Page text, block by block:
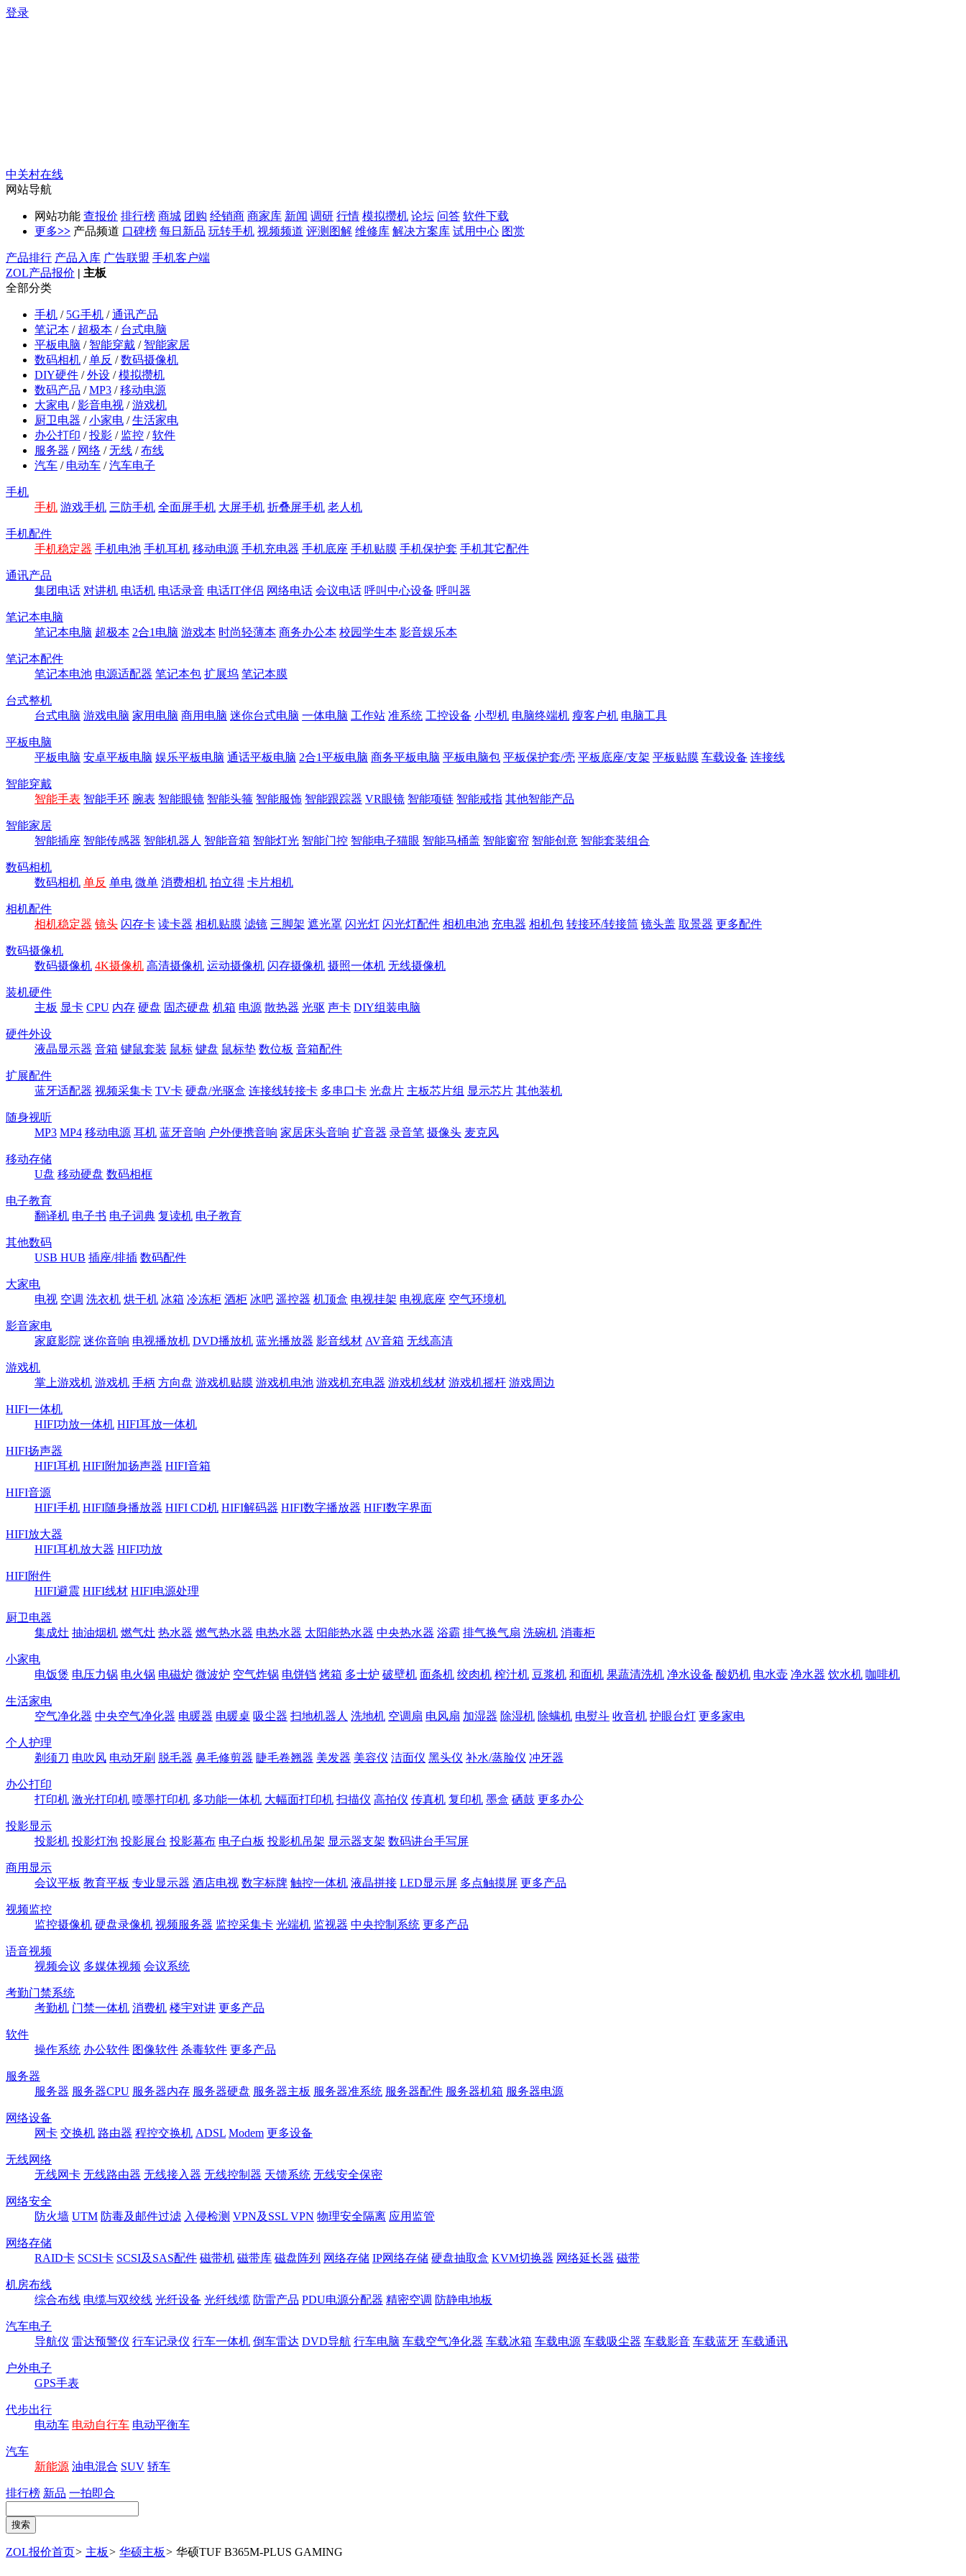
登录
中关村在线
网站导航
网站功能 查报价 排行榜 商城 团购 经销商 商家库 新闻 调研 行情 模拟攒机 论坛 问答 软件下载
更多>> 产品频道 口碑榜 每日新品 玩转手机 视频频道 评测图解 维修库 解决方案库 试用中心 图赏
产品排行 产品入库 广告联盟 手机客户端
ZOL产品报价 | 主板
全部分类
手机 / 5G手机 /通讯产品
笔记本 / 超极本 / 台式电脑
平板电脑 / 智能穿戴 / 智能家居
数码相机 /单反 /数码摄像机
DIY硬件 /外设 /模拟攒机
数码产品 /MP3 /移动电源
大家电 /影音电视 /游戏机
厨卫电器 /小家电 /生活家电
办公打印 /投影 / 监控 /软件
服务器 / 网络 /无线 /布线
汽车 / 电动车 /汽车电子
手机
手机 游戏手机 三防手机 全面屏手机 大屏手机 折叠屏手机 老人机
手机配件
手机稳定器 手机电池 手机耳机 移动电源 手机充电器 手机底座 手机贴膜 手机保护套 手机其它配件
通讯产品
集团电话 对讲机 电话机 电话录音 电话IT伴侣 网络电话 会议电话 呼叫中心设备 呼叫器
笔记本电脑
笔记本电脑 超极本 2合1电脑 游戏本 时尚轻薄本 商务办公本 校园学生本 影音娱乐本
笔记本配件
笔记本电池 电源适配器 笔记本包 扩展坞 笔记本膜
台式整机
台式电脑 游戏电脑 家用电脑 商用电脑 迷你台式电脑 一体电脑 工作站 准系统 工控设备 小型机 电脑终端机 瘦客户机 电脑工具
平板电脑
平板电脑 安卓平板电脑 娱乐平板电脑 通话平板电脑 2合1平板电脑 商务平板电脑 平板电脑包 平板保护套/壳 平板底座/支架 平板贴膜 车载设备 连接线
智能穿戴
智能手表 智能手环 腕表 智能眼镜 智能头箍 智能服饰 智能跟踪器 VR眼镜 智能项链 智能戒指 其他智能产品
智能家居
智能插座 智能传感器 智能机器人 智能音箱 智能灯光 智能门控 智能电子猫眼 智能马桶盖 智能窗帘 智能创意 智能套装组合
数码相机
数码相机 单反 单电 微单 消费相机 拍立得 卡片相机
相机配件
相机稳定器 镜头 闪存卡 读卡器 相机贴膜 滤镜 三脚架 遮光罩 闪光灯 闪光灯配件 相机电池 充电器 相机包 转接环/转接筒 镜头盖 取景器 更多配件
数码摄像机
数码摄像机 4K摄像机 高清摄像机 运动摄像机 闪存摄像机 摄照一体机 无线摄像机
装机硬件
主板 显卡 CPU 内存 硬盘 固态硬盘 机箱 电源 散热器 光驱 声卡 DIY组装电脑
硬件外设
液晶显示器 音箱 键鼠套装 鼠标 键盘 鼠标垫 数位板 音箱配件
扩展配件
蓝牙适配器 视频采集卡 TV卡 硬盘/光驱盒 连接线转接卡 多串口卡 光盘片 主板芯片组 显示芯片 其他装机
随身视听
MP3 MP4 移动电源 耳机 蓝牙音响 户外便携音响 家居床头音响 扩音器 录音笔 摄像头 麦克风
移动存储
U盘 移动硬盘 数码相框
电子教育
翻译机 电子书 电子词典 复读机 电子教育
其他数码
USB HUB 插座/排插 数码配件
大家电
电视 空调 洗衣机 烘干机 冰箱 冷冻柜 酒柜 冰吧 遥控器 机顶盒 电视挂架 电视底座 空气环境机
影音家电
家庭影院 迷你音响 电视播放机 DVD播放机 蓝光播放器 影音线材 AV音箱 无线高清
游戏机
掌上游戏机 游戏机 手柄 方向盘 游戏机贴膜 游戏机电池 游戏机充电器 游戏机线材 游戏机摇杆 游戏周边
HIFI一体机
HIFI功放一体机 HIFI耳放一体机
HIFI扬声器
HIFI耳机 HIFI附加扬声器 HIFI音箱
HIFI音源
HIFI手机 HIFI随身播放器 HIFI CD机 HIFI解码器 HIFI数字播放器 HIFI数字界面
HIFI放大器
HIFI耳机放大器 HIFI功放
HIFI附件
HIFI避震 HIFI线材 HIFI电源处理
厨卫电器
集成灶 抽油烟机 燃气灶 热水器 燃气热水器 电热水器 太阳能热水器 中央热水器 浴霸 排气换气扇 洗碗机 消毒柜
小家电
电饭煲 电压力锅 电火锅 电磁炉 微波炉 空气炸锅 电饼铛 烤箱 多士炉 破壁机 面条机 绞肉机 榨汁机 豆浆机 和面机 果蔬清洗机 净水设备 酸奶机 电水壶 净水器 饮水机 咖啡机
生活家电
空气净化器 中央空气净化器 电暖器 电暖桌 吸尘器 扫地机器人 洗地机 空调扇 电风扇 加湿器 除湿机 除螨机 电熨斗 收音机 护眼台灯 更多家电
个人护理
剃须刀 电吹风 电动牙刷 脱毛器 鼻毛修剪器 睫毛卷翘器 美发器 美容仪 洁面仪 黑头仪 补水/蒸脸仪 冲牙器
办公打印
打印机 激光打印机 喷墨打印机 多功能一体机 大幅面打印机 扫描仪 高拍仪 传真机 复印机 墨盒 硒鼓 更多办公
投影显示
投影机 投影灯泡 投影展台 投影幕布 电子白板 投影机吊架 显示器支架 数码讲台手写屏
商用显示
会议平板 教育平板 专业显示器 酒店电视 数字标牌 触控一体机 液晶拼接 LED显示屏 多点触摸屏 更多产品
视频监控
监控摄像机 硬盘录像机 视频服务器 监控采集卡 光端机 监视器 中央控制系统 更多产品
语音视频
视频会议 多媒体视频 会议系统
考勤门禁系统
考勤机 门禁一体机 消费机 楼宇对讲 更多产品
软件
操作系统 办公软件 图像软件 杀毒软件 更多产品
服务器
服务器 服务器CPU 服务器内存 服务器硬盘 服务器主板 服务器准系统 服务器配件 服务器机箱 服务器电源
网络设备
网卡 交换机 路由器 程控交换机 ADSL Modem 更多设备
无线网络
无线网卡 无线路由器 无线接入器 无线控制器 天馈系统 无线安全保密
网络安全
防火墙 UTM 防毒及邮件过滤 入侵检测 VPN及SSL VPN 物理安全隔离 应用监管
网络存储
RAID卡 SCSI卡 SCSI及SAS配件 磁带机 磁带库 磁盘阵列 网络存储 IP网络存储 硬盘抽取盒 KVM切换器 网络延长器 磁带
机房布线
综合布线 电缆与双绞线 光纤设备 光纤线缆 防雷产品 PDU电源分配器 精密空调 防静电地板
汽车电子
导航仪 雷达预警仪 行车记录仪 行车一体机 倒车雷达 DVD导航 行车电脑 车载空气净化器 车载冰箱 车载电源 车载吸尘器 车载影音 车载蓝牙 车载通讯
户外电子
GPS手表
代步出行
电动车 电动自行车 电动平衡车
汽车
新能源 油电混合 SUV 轿车
排行榜 新品 一拍即合
ZOL报价首页> 主板> 华硕主板> 华硕TUF B365M-PLUS GAMING